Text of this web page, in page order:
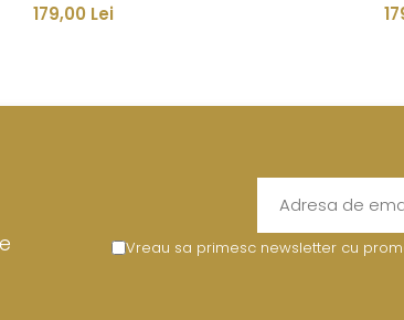
179,00 Lei
Vreau sa primesc newsletter cu